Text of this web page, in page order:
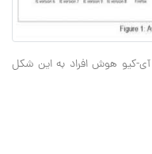
آی-کیو هوش افراد به این شکل